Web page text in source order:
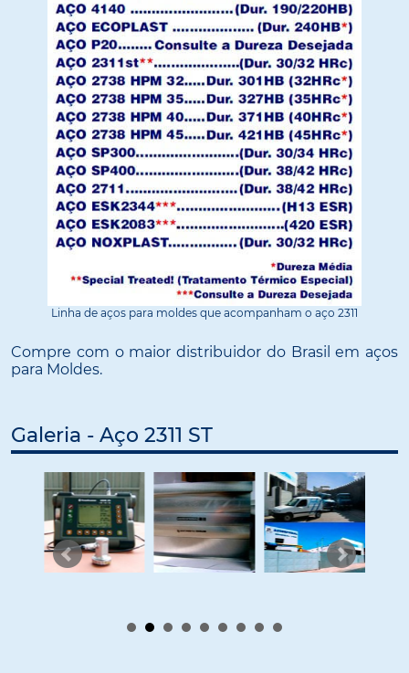
Linha de aços para moldes que acompanham o aço 2311
Compre com o maior distribuidor do Brasil em aços
para Moldes.
Galeria - Aço 2311 ST